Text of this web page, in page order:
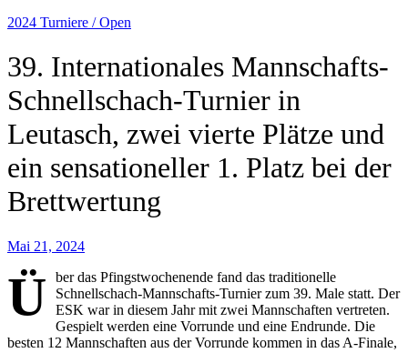
2024 Turniere / Open
39. Internationales Mannschafts-
Schnellschach-Turnier in
Leutasch, zwei vierte Plätze und
ein sensationeller 1. Platz bei der
Brettwertung
Mai 21, 2024
Ü
ber das Pfingstwochenende fand das traditionelle
Schnellschach-Mannschafts-Turnier zum 39. Male statt. Der
ESK war in diesem Jahr mit zwei Mannschaften vertreten.
Gespielt werden eine Vorrunde und eine Endrunde. Die
besten 12 Mannschaften aus der Vorrunde kommen in das A-Finale,